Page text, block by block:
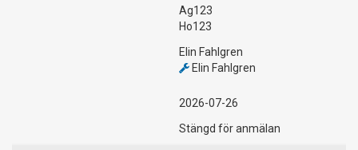
Ag123
Ho123
Elin Fahlgren
Elin Fahlgren
2026-07-26
Stängd för anmälan